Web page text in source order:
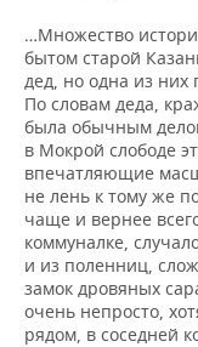
…Множество
бытом старой
дед, но одна из них
По словам деда,
была обычным
в Мокрой слободе
впечатляющие
не лень к тому же
чаще и вернее
коммуналке,
и из поленниц,
замок дровяных
очень непросто,
рядом, в соседней